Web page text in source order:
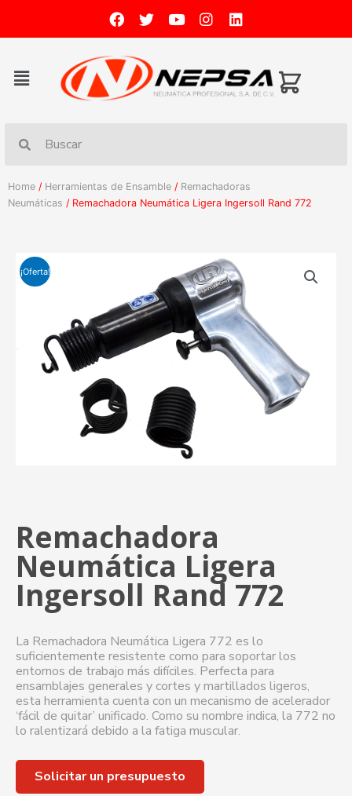
Home / Herramientas de Ensamble / Remachadoras
Neumáticas / Remachadora Neumática Ligera Ingersoll Rand 772
¡Oferta!
Remachadora
Neumática Ligera
Ingersoll Rand 772
La Remachadora Neumática Ligera 772 es lo
suficientemente resistente como para soportar los
entornos de trabajo más difíciles. Perfecta para
ensamblajes generales y cortes y martillados ligeros,
esta herramienta cuenta con un mecanismo de acelerador
‘fácil de quitar’ unificado. Como su nombre indica, la 772 no
lo ralentizará debido a la fatiga muscular.
Solicitar un presupuesto